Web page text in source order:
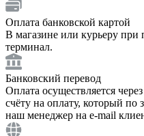
Оплата банковской картой
В магазине или курьеру при
терминал.
Банковский перевод
Оплата осуществляется
счёту на оплату, который по
наш менеджер на e-mail